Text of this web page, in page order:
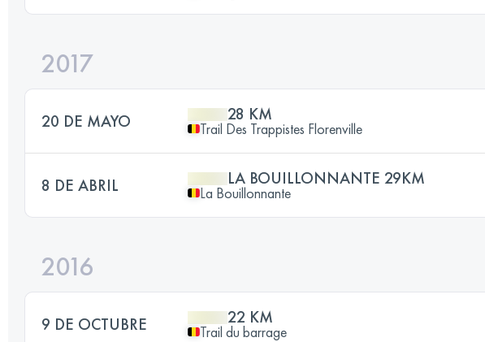
2017
20 DE MAYO 28 KM
Trail Des Trappistes Florenville
8 DE ABRIL LA BOUILLONNANTE 29KM
La Bouillonnante
2016
9 DE OCTUBRE 22 KM
Trail du barrage